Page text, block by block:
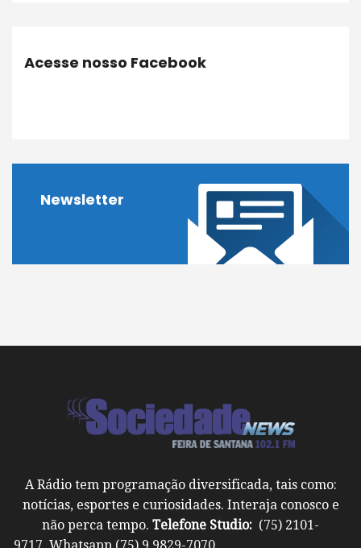
Acesse nosso Facebook
Newsletter
A Rádio tem programação diversificada, tais como:
notícias, esportes e curiosidades. Interaja conosco e
não perca tempo. Telefone Studio: (75) 2101-